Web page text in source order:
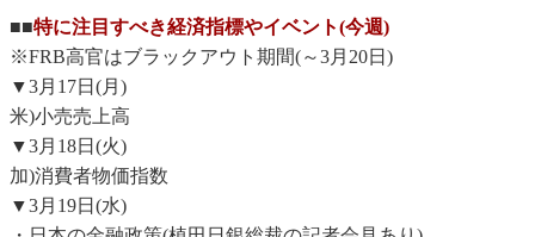
■■特に注目すべき経済指標やイベント(今週)
※FRB高官はブラックアウト期間(～3月20日)
▼3月17日(月)
米)小売売上高
▼3月18日(火)
加)消費者物価指数
▼3月19日(水)